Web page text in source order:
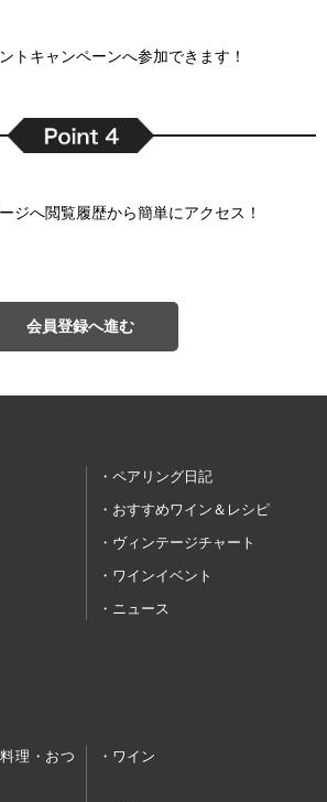
トキャンペーンへ参加できます！
ジへ閲覧履歴から簡単にアクセス！
会員登録へ進む
ペアリング日記
おすすめワイン＆レシピ
ヴィンテージチャート
ワインイベント
ニュース
理・おつ
ワイン